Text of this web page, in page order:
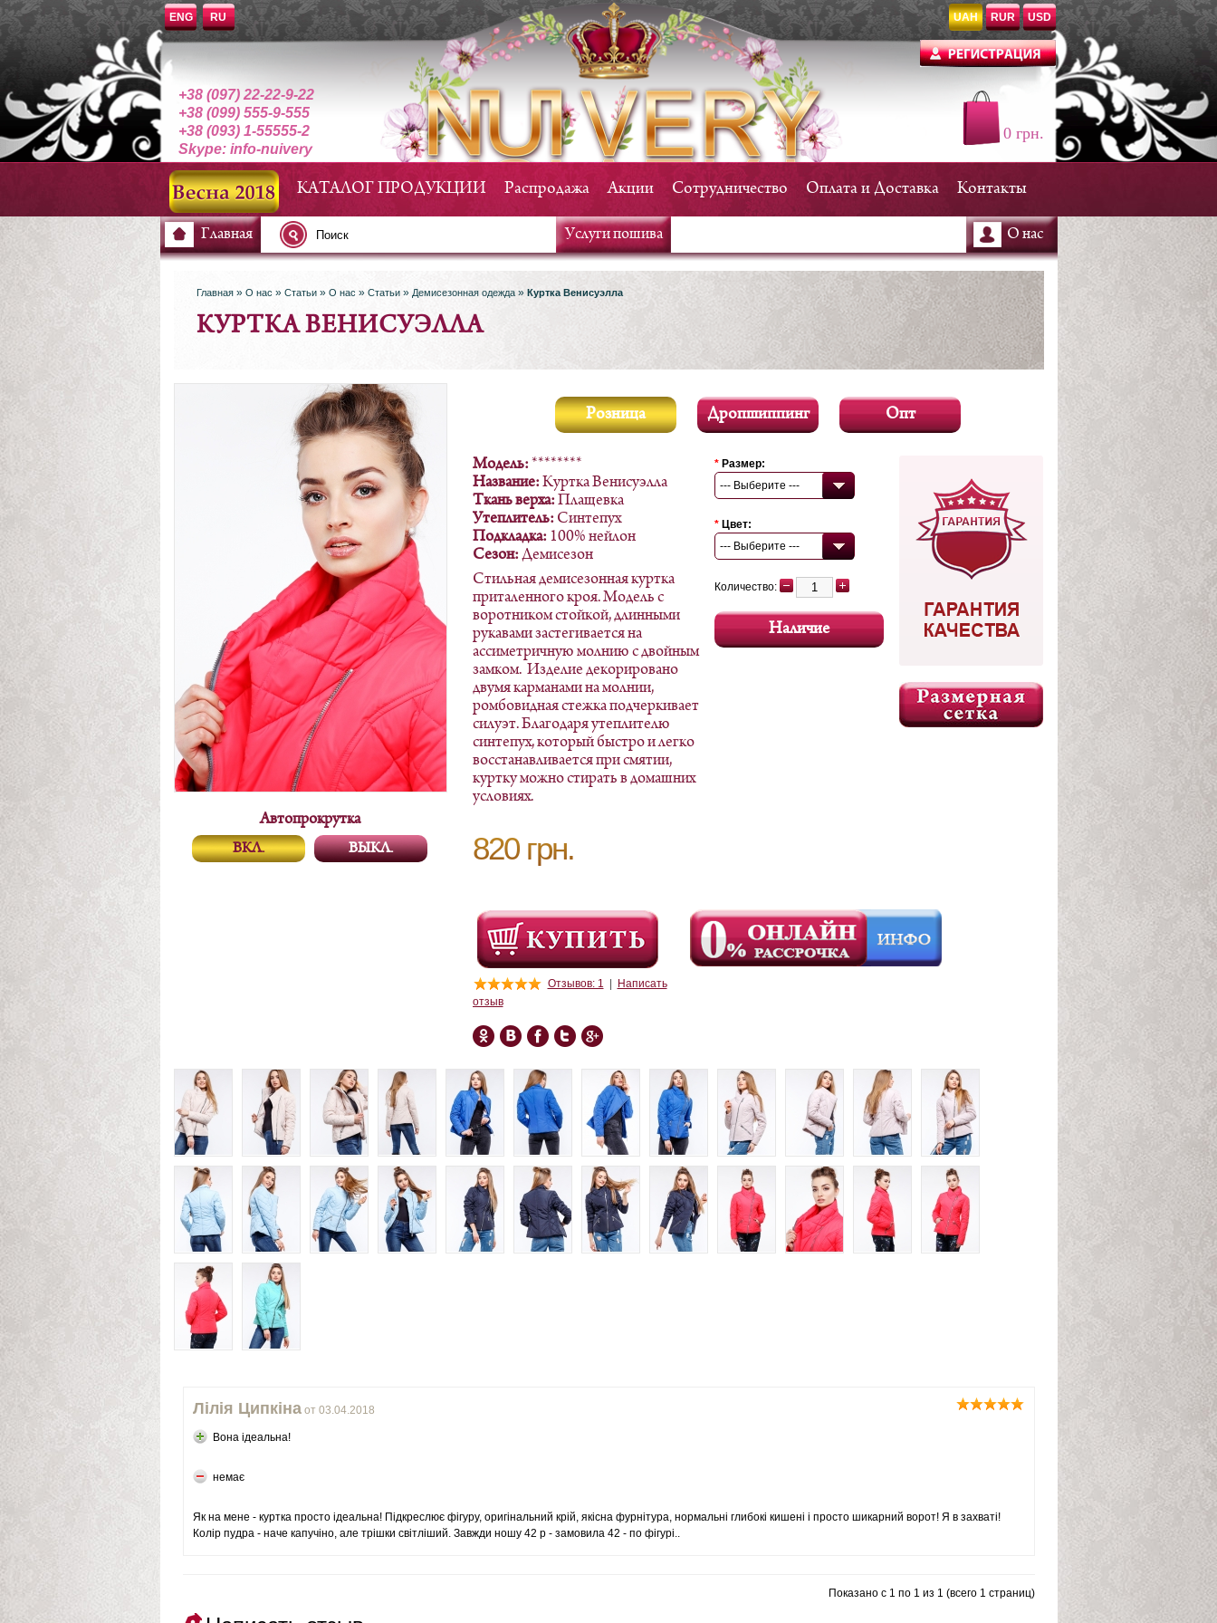
+38 (097) 22-22-9-22
+38 (099) 555-9-555
+38 (093) 1-55555-2
Skype: info-nuivery
ENG RU
0 грн.
UAH RUR USD
КАТАЛОГ ПРОДУКЦИИ Распродажа Акции Сотрудничество Оплата и Доставка Контакты
Главная Услуги пошива О нас
Главная» О нас » Статьи» О нас » Статьи» Демисезонная одежда» Куртка Венисуэлла
КУРТКА ВЕНИСУЭЛЛА
Автопрокрутка
ВКЛ. ВЫКЛ.
Розница Дропшиппинг Опт
Модель:********
Название:Куртка Венисуэлла
Ткань верха:Плащевка
Утеплитель: Синтепух
Подкладка: 100% нейлон
Сезон:Демисезон
Стильная демисезонная куртка
приталенного кроя. Модель с
воротником стойкой, длинными
рукавами застегивается на
ассиметричную молнию с двойным
замком. Изделие декорировано
двумя карманами на молнии,
ромбовидная стежка подчеркивает
силуэт. Благодаря утеплителю
синтепух, который быстро и легко
восстанавливается при смятии,
куртку можно стирать в домашних
условиях.
820 грн.
Отзывов: 1
Написать
отзыв
* Размер:
--- Выберите ---
* Цвет:
--- Выберите ---
Количество:
Наличие
Лілія Ципкінаот 03.04.2018
Вона ідеальна!
немає
Як на мене - куртка просто ідеальна! Підкреслює фігуру, оригінальний крій, якісна фурнітура, нормальні глибокі кишені і просто шикарний ворот! Я в захваті!
Колір пудра - наче капучіно, але трішки світліший. Завжди ношу 42 р - замовила 42 - по фігурі..
Показано с 1 по 1 из 1 (всего 1 страниц)